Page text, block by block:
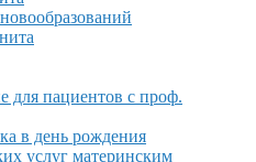
для пациентов с проф.
в день рождения
услуг материнским